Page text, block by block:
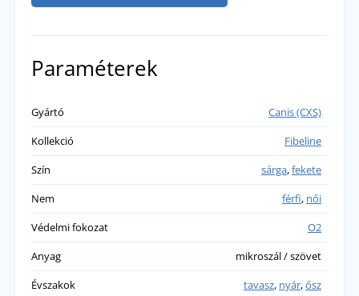
Paraméterek
Gyártó
Canis (CXS)
Kollekció
Fibeline
Szín
sárga,fekete
Nem
férfi, női
Védelmi fokozat
O2
Anyag
mikroszál / szövet
Évszakok
tavasz, nyár,ősz